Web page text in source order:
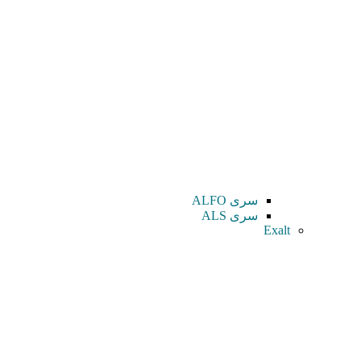
سری ALFO
سری ALS
Exalt